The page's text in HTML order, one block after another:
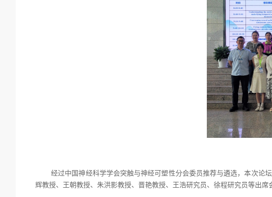
经过中国神经科学学会突触与神经可塑性分会委员推荐与遴选，本次论
辉教授、王朝教授、朱洪影教授、晋艳教授、王浩研究员、徐程研究员等出席